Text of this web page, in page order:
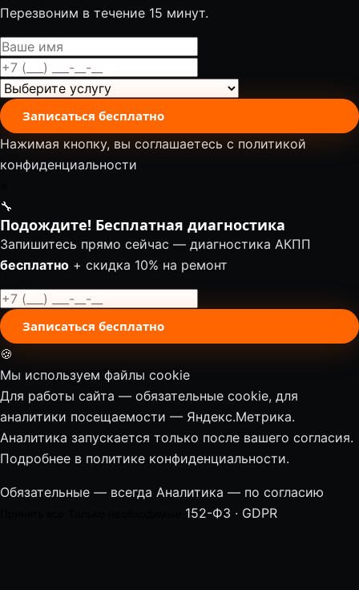
Перезвоним в течение 15 минут.
Записаться бесплатно
Нажимая кнопку, вы соглашаетесь с политикой
конфиденциальности
🔧
Подождите! Бесплатная диагностика
Запишитесь прямо сейчас — диагностика АКПП
бесплатно + скидка 10% на ремонт
Записаться бесплатно
🍪
Мы используем файлы cookie
Для работы сайта — обязательные cookie, для
аналитики посещаемости — Яндекс.Метрика.
Аналитика запускается только после вашего согласия.
Подробнее в политике конфиденциальности.
Обязательные — всегда Аналитика — по согласию
152-ФЗ · GDPR